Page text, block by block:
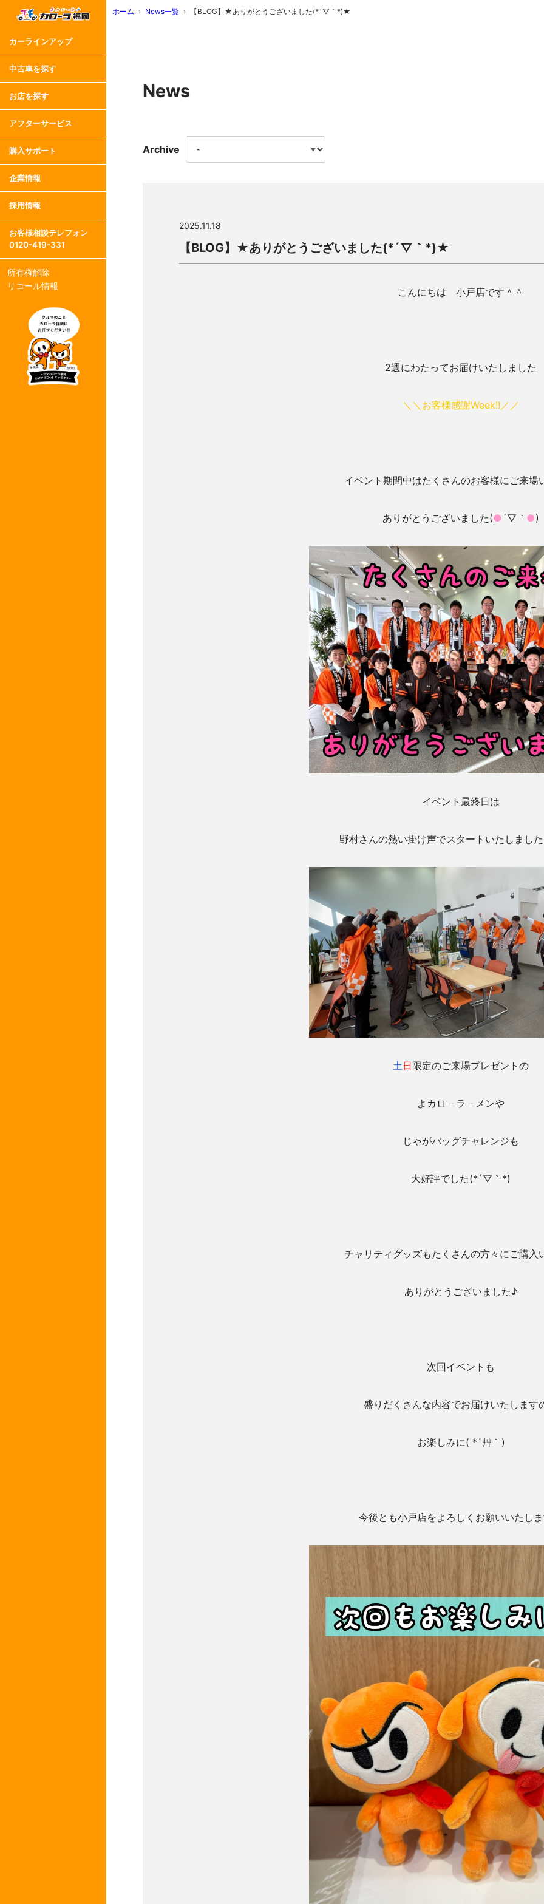
カーラインアップ
中古車を探す
お店を探す
アフターサービス
購入サポート
企業情報
採用情報
お客様相談テレフォン
0120-419-331
所有権解除
リコール情報
ホーム News一覧 【BLOG】★ありがとうございました(*´▽｀*)★
News
Archive
2025.11.18
【BLOG】★ありがとうございました(*´▽｀*)★
こんにちは 小戸店です＾＾
2週にわたってお届けいたしました
＼＼お客様感謝Week!!／／
イベント期間中はたくさんのお客様にご来場
ありがとうございました(● ´▽｀ ●)
イベント最終日は
野村さんの熱い掛け声でスタートいたしまし
土日限定のご来場プレゼントの
よカロ－ラ－メンや
じゃがバッグチャレンジも
大好評でした(*´▽｀*)
チャリティグッズもたくさんの方々にご購入
ありがとうございました♪
次回イベントも
盛りだくさんな内容でお届けいたします
お楽しみに( *´艸｀)
今後とも小戸店をよろしくお願いいたし